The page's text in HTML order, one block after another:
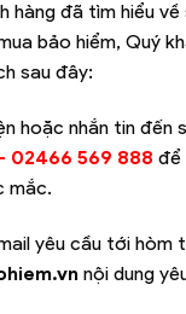
hàng đã tìm hiểu
bảo hiểm, Quý
sau đây:
hoặc nhắn tin đến
02466 569 888 để
mắc.
yêu cầu tới hòm
nội dung